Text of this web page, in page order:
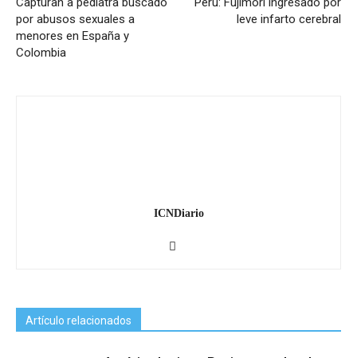
por abusos sexuales a
menores en España y
Colombia
leve infarto cerebral
ICNDiario
Artículo relacionados